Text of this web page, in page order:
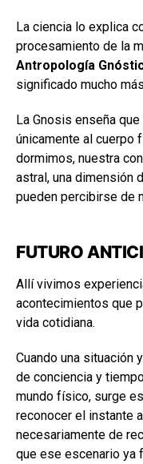
La ciencia lo explica
procesamiento de la
Antropología
significado mucho
La Gnosis enseña
únicamente al cuerpo
dormimos, nuestra
astral, una dimensión
pueden percibirse de
FUTURO
Allí vivimos
acontecimientos que
vida cotidiana.
Cuando una situación
de conciencia y
mundo físico, surge
reconocer el instante
necesariamente de
que ese escenario ya